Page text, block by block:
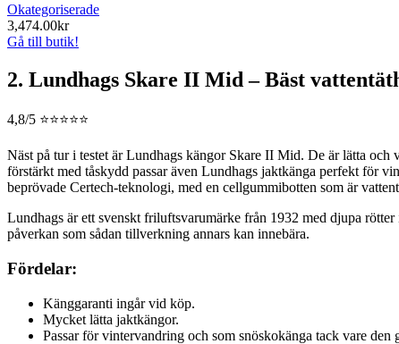
Okategoriserade
3,474.00kr
Gå till butik!
2. Lundhags Skare II Mid – Bäst
4,8/5 ⭐⭐⭐⭐⭐
Näst på tur i testet är Lundhags kängor Skare II Mid. De är lätta
förstärkt med tåskydd passar även Lundhags jaktkänga perfekt för
beprövade Certech-teknologi, med en cellgummibotten som är
Lundhags är ett svenskt friluftsvarumärke från 1932 med djupa
påverkan som sådan tillverkning annars kan innebära.
Fördelar:
Känggaranti ingår vid köp.
Mycket lätta jaktkängor.
Passar för vintervandring och som snöskokänga tack vare den